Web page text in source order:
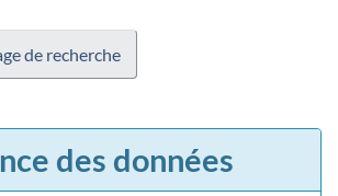
de recherche
des données